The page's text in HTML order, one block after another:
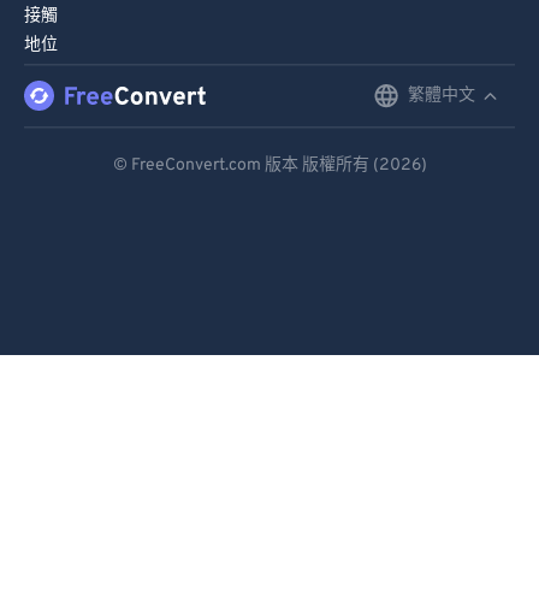
接觸
地位
繁體中文
© FreeConvert.com 版本 版權所有 (2026)